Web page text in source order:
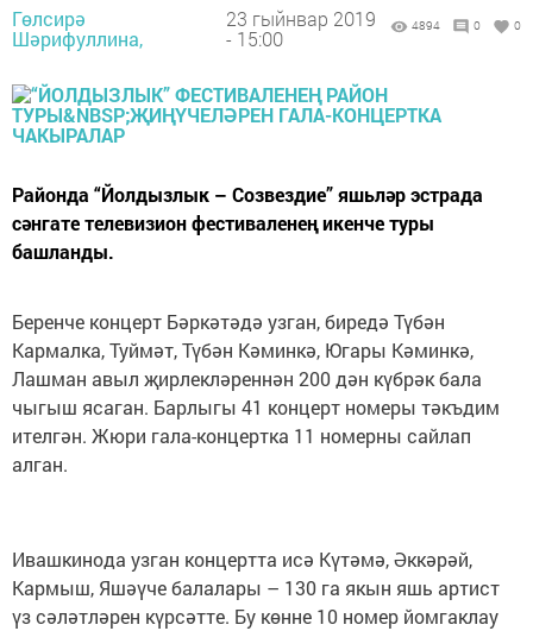
Гөлсирә
Шәрифуллина,
23 гыйнвар 2019
- 15:00
4894 0 0
Районда “Йолдызлык – Созвездие” яшьләр эстрада
сәнгате телевизион фестиваленең икенче туры
башланды.
Беренче концерт Бәркәтәдә узган, биредә Түбән
Кармалка, Туймәт, Түбән Кәминкә, Югары Кәминкә,
Лашман авыл җирлекләреннән 200 дән күбрәк бала
чыгыш ясаган. Барлыгы 41 концерт номеры тәкъдим
ителгән. Жюри гала-концертка 11 номерны сайлап
алган.
Ивашкинода узган концертта исә Күтәмә, Әккәрәй,
Кармыш, Яшәүче балалары – 130 га якын яшь артист
үз сәләтләрен күрсәтте. Бу көнне 10 номер йомгаклау